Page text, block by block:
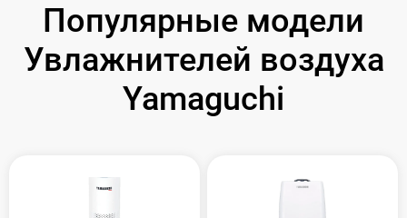
Популярные модели
Увлажнителей воздуха
Yamaguchi